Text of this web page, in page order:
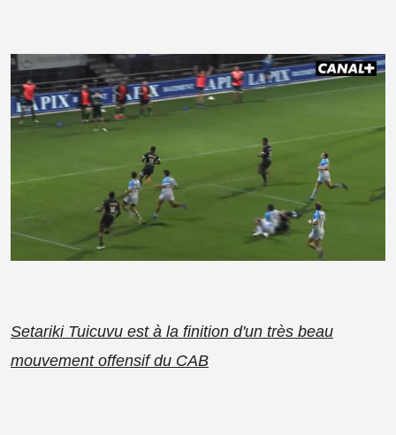
Setariki Tuicuvu est à la finition d'un très beau
mouvement offensif du CAB